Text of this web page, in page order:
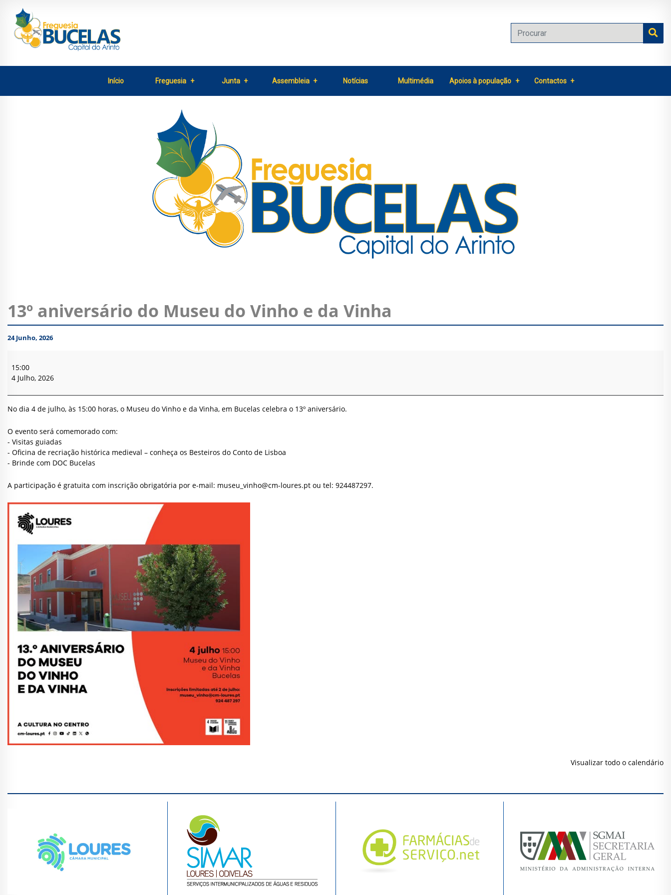
Início Freguesia Junta Assembleia Notícias Multimédia Apoios à população Contactos
13º aniversário do Museu do Vinho e da Vinha
24 Junho, 2026
aniversário
do
do
Vinho
da
Vinha
15:00
4 Julho, 2026
No dia 4 de julho, às 15:00 horas, o Museu do Vinho e da Vinha, em Bucelas celebra o 13º aniversário.
O evento será comemorado com:
- Visitas guiadas
- Oficina de recriação histórica medieval – conheça os Besteiros do Conto de Lisboa
- Brinde com DOC Bucelas
A participação é gratuita com inscrição obrigatória por e-mail: museu_vinho@cm-loures.pt ou tel: 924487297.
Visualizar todo o calendário